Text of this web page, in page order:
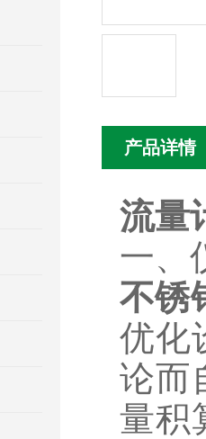
产品详情
流量
一、
不锈
优化
论而
量积